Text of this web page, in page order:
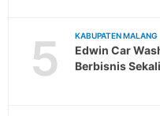
5 KABUPATEN MALANG
Edwin Car
Berbisnis